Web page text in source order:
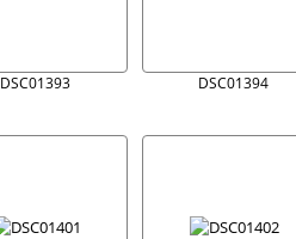
DSC01393 DSC01394